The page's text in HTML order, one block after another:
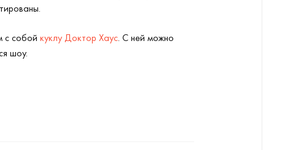
с собой куклу Доктор Хаус. С ней можно
шоу.